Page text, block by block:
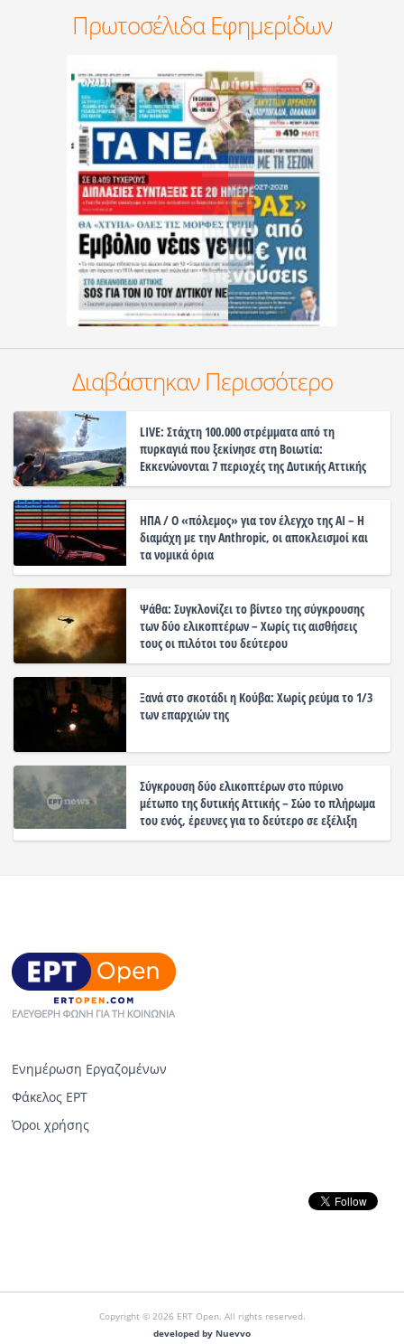
Πρωτοσέλιδα Εφημερίδων
Διαβάστηκαν Περισσότερο
LIVE: Στάχτη 100.000 στρέμματα από τη
πυρκαγιά που ξεκίνησε στη Βοιωτία:
Εκκενώνονται 7 περιοχές της Δυτικής Αττικής
ΗΠΑ / Ο «πόλεμος» για τον έλεγχο της ΑΙ – Η
διαμάχη με την Anthropic, οι αποκλεισμοί και
τα νομικά όρια
Ψάθα: Συγκλονίζει το βίντεο της σύγκρουσης
των δύο ελικοπτέρων – Χωρίς τις αισθήσεις
τους οι πιλότοι του δεύτερου
Ξανά στο σκοτάδι η Κούβα: Χωρίς ρεύμα το 1/3
των επαρχιών της
Σύγκρουση δύο ελικοπτέρων στο πύρινο
μέτωπο της δυτικής Αττικής – Σώο το πλήρωμα
του ενός, έρευνες για το δεύτερο σε εξέλιξη
Ενημέρωση Εργαζομένων
Φάκελος ΕΡΤ
Όροι χρήσης
Copyright © 2026 ERT Open. All rights reserved.
developed by Nuevvo